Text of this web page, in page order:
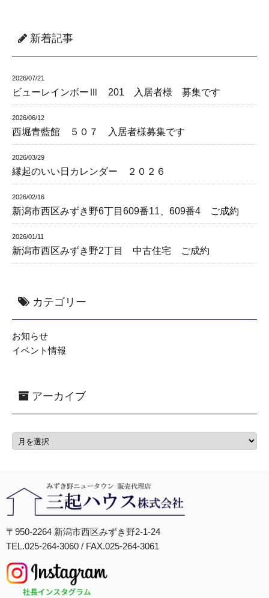
新着記事
2026/07/21
ビューレインボーⅢ 201 入居者様 募集です
2026/06/12
西堀青藍館 ５０７ 入居者様募集です
2026/03/29
縁起のいい日カレンダー ２０２６
2026/02/16
新潟市西区みずき野6丁目609番11、609番4 ご成約
2026/01/11
新潟市西区みずき野2丁目 中古住宅 ご成約
カテゴリー
お知らせ
イベント情報
アーカイブ
〒950-2264 新潟市西区みずき野2-1-24
TEL.025-264-3060 / FAX.025-264-3061